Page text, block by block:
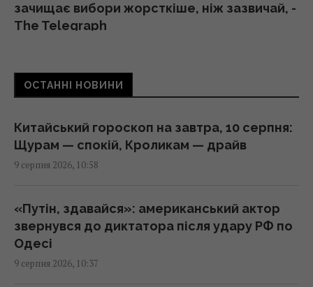
зачищає вибори жорсткіше, ніж зазвичай, -
The Telegraph
Коричнева трава після спеки може ожити:
10:05 неділя, 09 серпня 2026
ЗСУ взяли у полон Мохамеда Салаха:
зіркового футболіста
09:46 неділя, 09 серпня 2026
Подружжя купило стару хату в селі та
ОСТАННІ НОВИНИ
Китайський гороскоп на завтра, 10 серпня:
Щурам — спокій, Кроликам — драйв
9 серпня 2026, 10:58
«Путін, здавайся»: американський актор
звернувся до диктатора після удару РФ по
Одесі
9 серпня 2026, 10:37